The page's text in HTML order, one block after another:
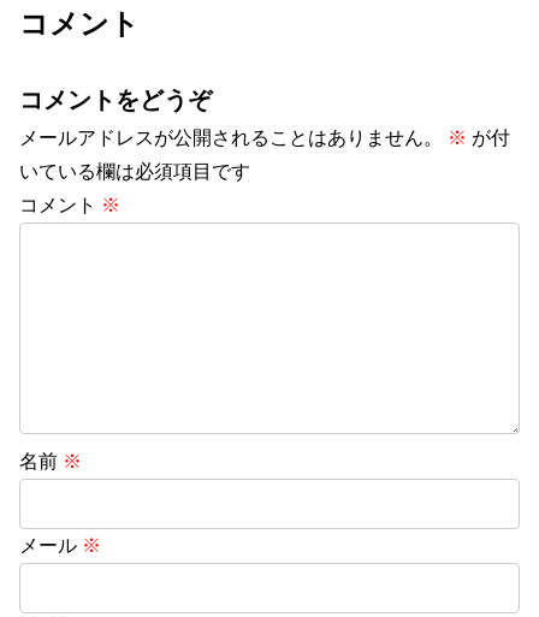
コメント
コメントをどうぞ
メールアドレスが公開されることはありません。 ※ が付
いている欄は必須項目です
コメント ※
名前 ※
メール ※